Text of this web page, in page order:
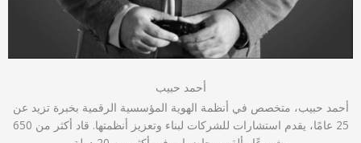
أحمد حبيب
أحمد حبيب، متخصص في أنظمة الهوية المؤسسية الرقمية بخبرة تزيد عن
25 عامًا، يقدم استشارات للشركات لبناء وتعزيز أنظمتها. قاد أكثر من 650